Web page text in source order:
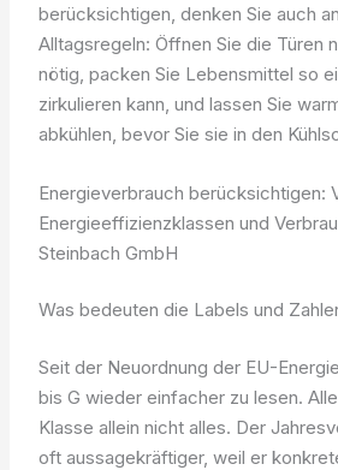
berücksichtigen, denken Sie auch
Alltagsregeln: Öffnen Sie die Türen
nötig, packen Sie Lebensmittel so
zirkulieren kann, und lassen Sie
abkühlen, bevor Sie sie in den
Energieverbrauch berücksichtigen:
Energieeffizienzklassen und
Steinbach GmbH
Was bedeuten die Labels und
Seit der Neuordnung der EU-
bis G wieder einfacher zu lesen.
Klasse allein nicht alles. Der
oft aussagekräftiger, weil er